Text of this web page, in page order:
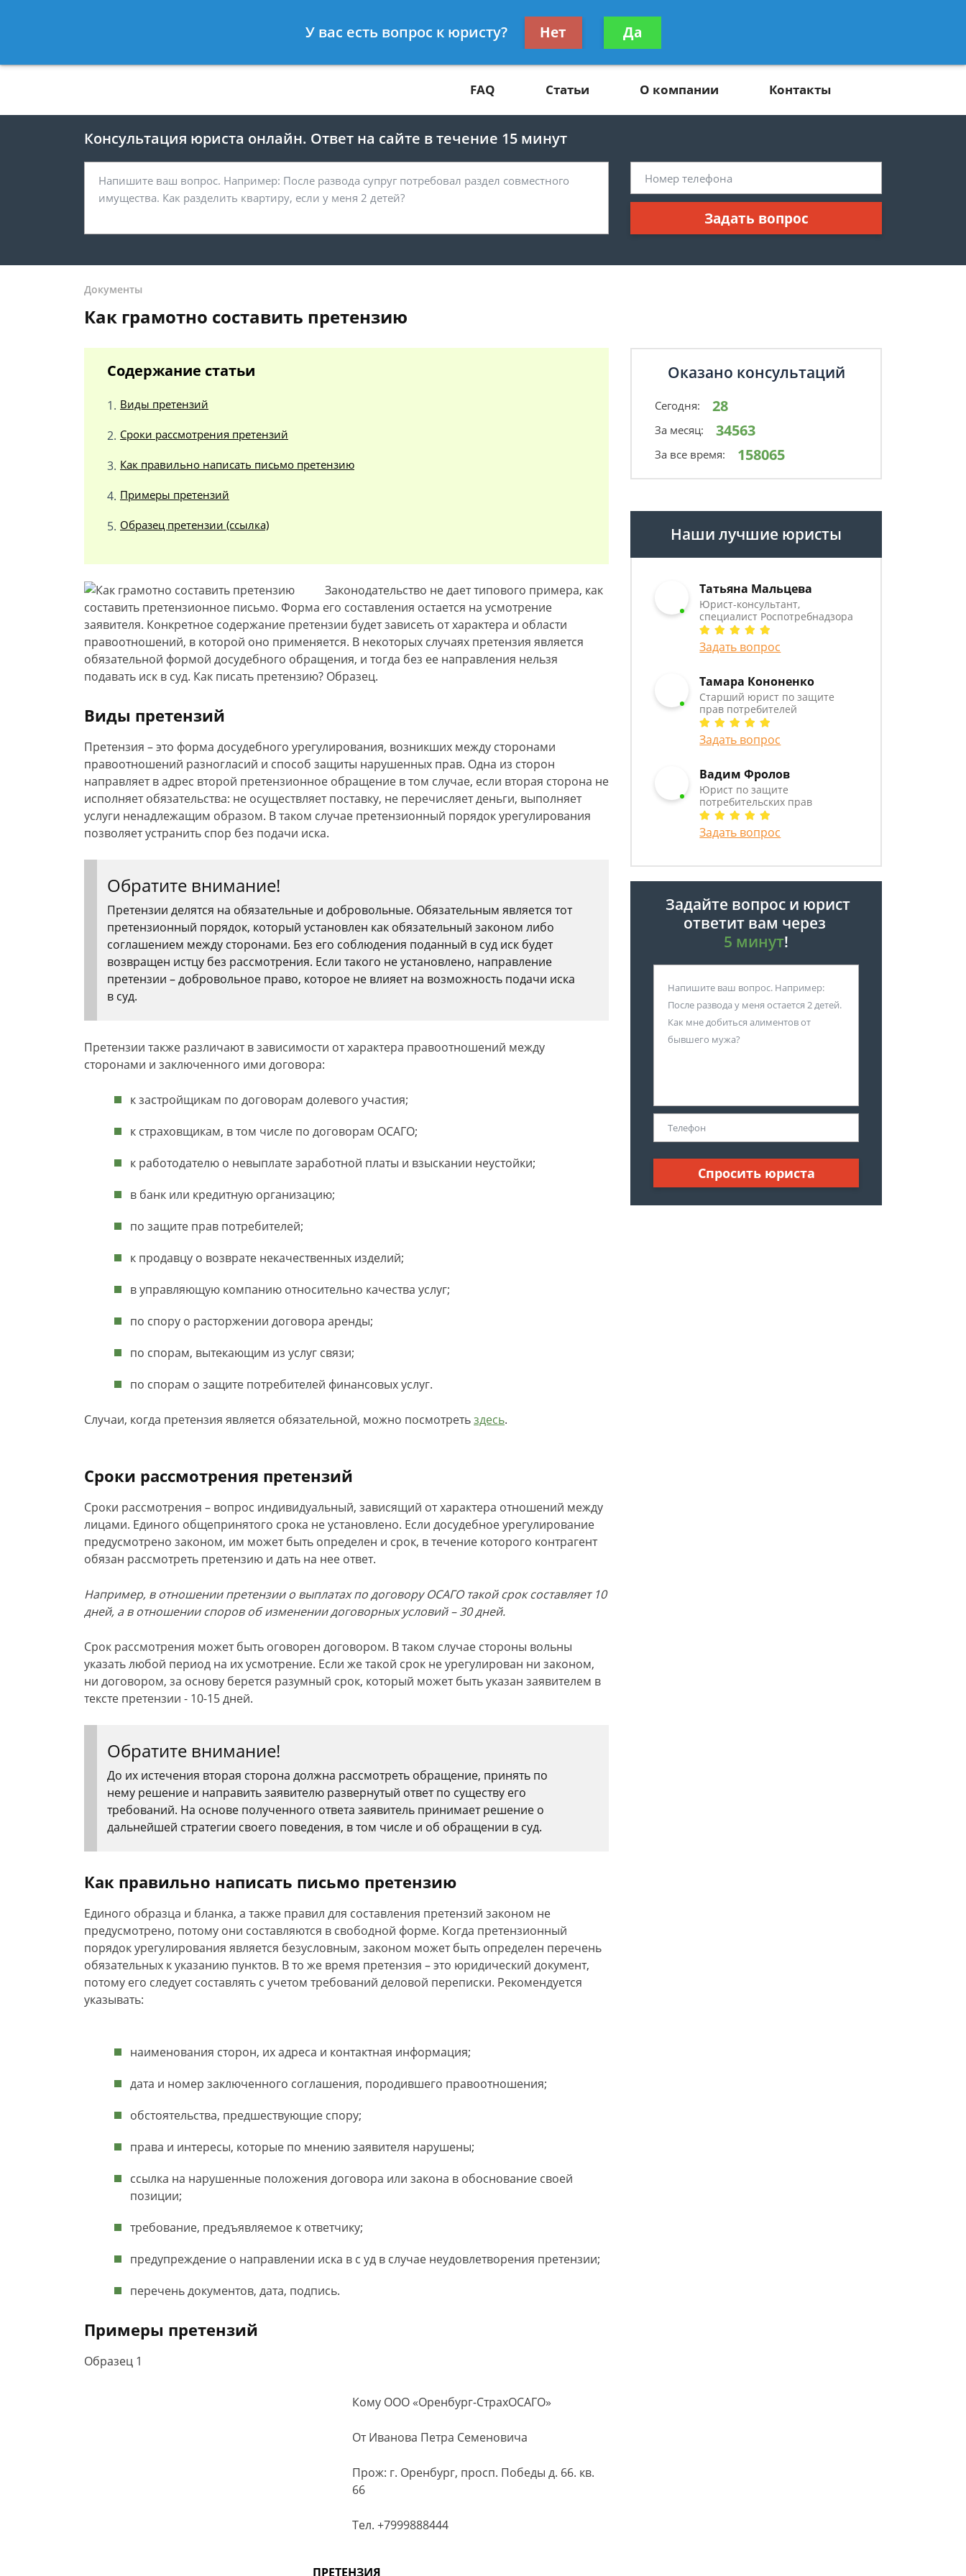
8 812 425-67-81
Получите консультацию
бесплатно
FAQ Статьи О компании Контакты
Консультация юриста онлайн. Ответ на сайте в течение 15 минут
Задать вопрос
Документы
Как грамотно составить претензию
Содержание статьи
Виды претензий
Сроки рассмотрения претензий
Как правильно написать письмо претензию
Примеры претензий
Образец претензии (ссылка)
Законодательство не дает типового примера, как
составить претензионное письмо. Форма его составления остается на усмотрение
заявителя. Конкретное содержание претензии будет зависеть от характера и области
правоотношений, в которой оно применяется. В некоторых случаях претензия является
обязательной формой досудебного обращения, и тогда без ее направления нельзя
подавать иск в суд. Как писать претензию? Образец.
Виды претензий
Претензия – это форма досудебного урегулирования, возникших между сторонами
правоотношений разногласий и способ защиты нарушенных прав. Одна из сторон
направляет в адрес второй претензионное обращение в том случае, если вторая сторона не
исполняет обязательства: не осуществляет поставку, не перечисляет деньги, выполняет
услуги ненадлежащим образом. В таком случае претензионный порядок урегулирования
позволяет устранить спор без подачи иска.
Обратите внимание!
Претензии делятся на обязательные и добровольные. Обязательным является тот
претензионный порядок, который установлен как обязательный законом либо
соглашением между сторонами. Без его соблюдения поданный в суд иск будет
возвращен истцу без рассмотрения. Если такого не установлено, направление
претензии – добровольное право, которое не влияет на возможность подачи иска
в суд.
Претензии также различают в зависимости от характера правоотношений между
сторонами и заключенного ими договора:
к застройщикам по договорам долевого участия;
к страховщикам, в том числе по договорам ОСАГО;
к работодателю о невыплате заработной платы и взыскании неустойки;
в банк или кредитную организацию;
по защите прав потребителей;
к продавцу о возврате некачественных изделий;
в управляющую компанию относительно качества услуг;
по спору о расторжении договора аренды;
по спорам, вытекающим из услуг связи;
по спорам о защите потребителей финансовых услуг.
Случаи, когда претензия является обязательной, можно посмотретьздесь.
Сроки рассмотрения претензий
Сроки рассмотрения – вопрос индивидуальный, зависящий от характера отношений между
лицами. Единого общепринятого срока не установлено. Если досудебное урегулирование
предусмотрено законом, им может быть определен и срок, в течение которого контрагент
обязан рассмотреть претензию и дать на нее ответ.
Например, в отношении претензии о выплатах по договору ОСАГО такой срок составляет 10
дней, а в отношении споров об изменении договорных условий – 30 дней.
Срок рассмотрения может быть оговорен договором. В таком случае стороны вольны
указать любой период на их усмотрение. Если же такой срок не урегулирован ни законом,
ни договором, за основу берется разумный срок, который может быть указан заявителем в
тексте претензии - 10-15 дней.
Обратите внимание!
До их истечения вторая сторона должна рассмотреть обращение, принять по
нему решение и направить заявителю развернутый ответ по существу его
требований. На основе полученного ответа заявитель принимает решение о
дальнейшей стратегии своего поведения, в том числе и об обращении в суд.
Как правильно написать письмо претензию
Единого образца и бланка, а также правил для составления претензий законом не
предусмотрено, потому они составляются в свободной форме. Когда претензионный
порядок урегулирования является безусловным, законом может быть определен перечень
обязательных к указанию пунктов. В то же время претензия – это юридический документ,
потому его следует составлять с учетом требований деловой переписки. Рекомендуется
указывать:
наименования сторон, их адреса и контактная информация;
дата и номер заключенного соглашения, породившего правоотношения;
обстоятельства, предшествующие спору;
права и интересы, которые по мнению заявителя нарушены;
ссылка на нарушенные положения договора или закона в обоснование своей
позиции;
требование, предъявляемое к ответчику;
предупреждение о направлении иска в с уд в случае неудовлетворения претензии;
перечень документов, дата, подпись.
Примеры претензий
Образец 1
Кому ООО «Оренбург-СтрахОСАГО»
От Иванова Петра Семеновича
Прож: г. Оренбург, просп. Победы д. 66. кв.
66
Тел. +7999888444
ПРЕТЕНЗИЯ
Оказано консультаций
Сегодня: 28
За месяц: 34563
За все время: 158065
Наши лучшие юристы
Татьяна Мальцева
Юрист-консультант,
специалист Роспотребнадзора
Задать вопрос
Тамара Кононенко
Старший юрист по защите
прав потребителей
Задать вопрос
Вадим Фролов
Юрист по защите
потребительских прав
Задать вопрос
Задайте вопрос и юрист
ответит вам через
5 минут!
Спросить юриста
У вас есть вопрос к юристу? Нет Да